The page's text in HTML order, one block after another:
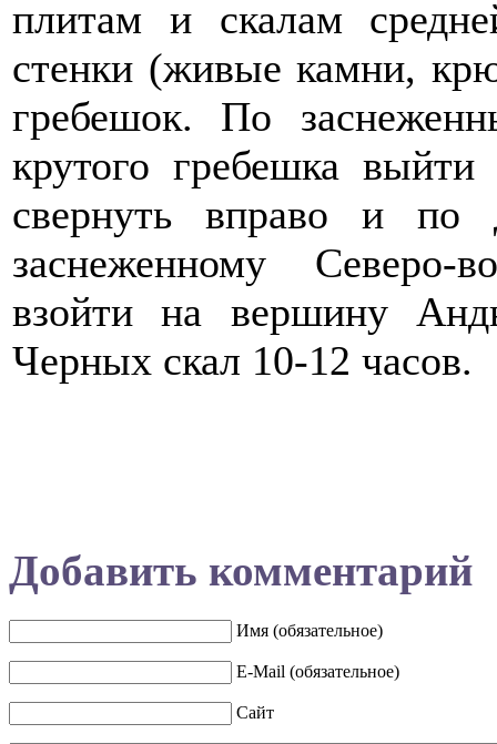
плитам и скалам
стенки (живые камни,
гребешок. По
крутого гребешка
свернуть вправо и по
заснеженному Северо-
взойти на вершину
Черных скал 10-12 часов.
Добавить комментарий
Имя (обязательное)
E-Mail (обязательное)
Сайт